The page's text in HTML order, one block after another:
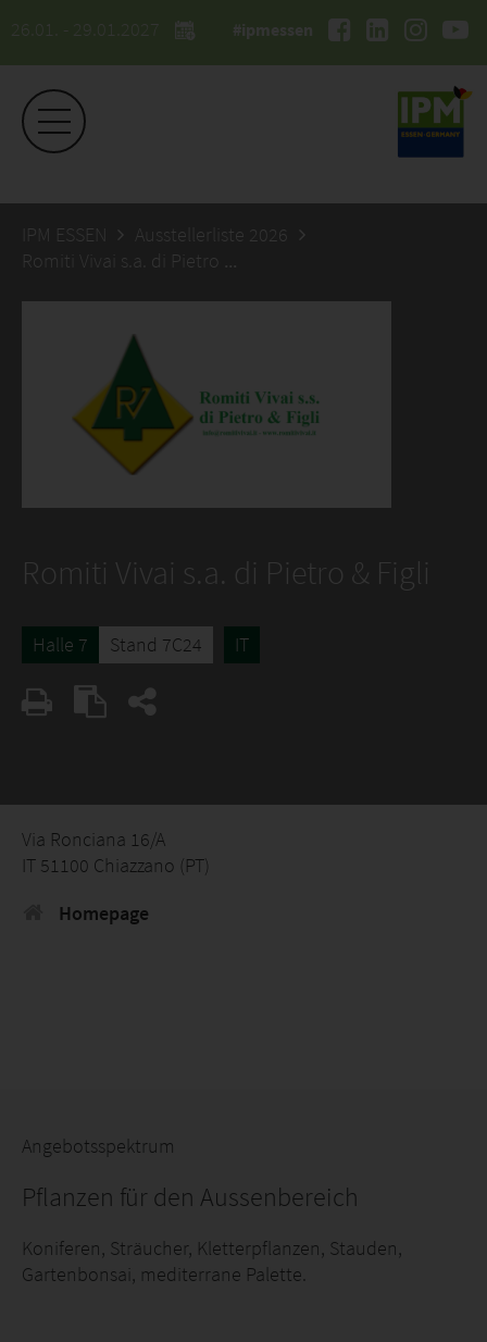
26.01. - 29.01.2027 #ipmessen
IPM ESSEN
Ausstellerliste 2026
Romiti Vivai s.a. di Pietro & Figli
Romiti Vivai s.a. di Pietro & Figli
Halle 7 Stand 7C24 IT
Via Ronciana 16/A
IT 51100 Chiazzano (PT)
Homepage
Angebotsspektrum
Pflanzen für den Aussenbereich
Koniferen, Sträucher, Kletterpflanzen, Stauden,
Gartenbonsai, mediterrane Palette.